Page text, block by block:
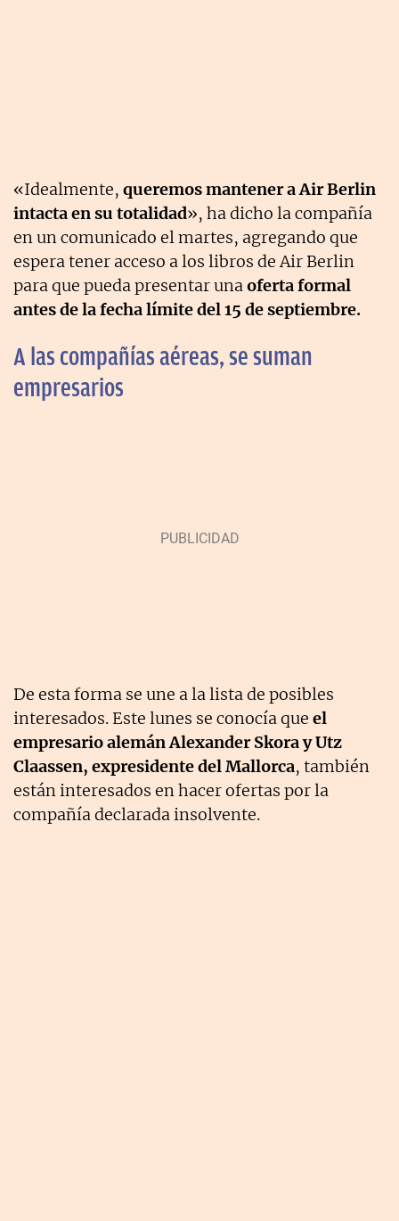
«Idealmente, queremos mantener a Air Berlin
intacta en su totalidad», ha dicho la compañía
en un comunicado el martes, agregando que
espera tener acceso a los libros de Air Berlin
para que pueda presentar unaoferta formal
antes de la fecha límite del 15 de septiembre.
A las compañías aéreas, se suman
empresarios
De esta forma se une a la lista de posibles
interesados. Este lunes se conocía que el
empresario alemán Alexander Skora y Utz
Claassen, expresidente del Mallorca, también
están interesados en hacer ofertas por la
compañía declarada insolvente.